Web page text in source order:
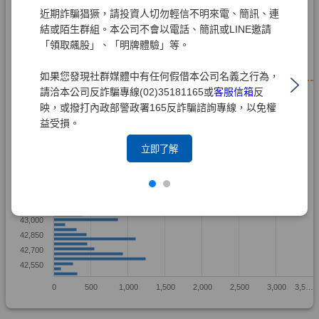
近期詐騙猖獗，請投資人切勿輕信不明來電、簡訊、連
結或陌生群組。本公司不會以電話、簡訊或LINE邀請
「領取飆股」、「明牌體驗」等。
如果您發現社群媒體中有任何假借本公司名義之行為，
請洽本公司反詐騙專線(02)35181165或客服信箱反
映，或撥打內政部警政署165反詐騙諮詢專線，以免權
益受損。
立即了解